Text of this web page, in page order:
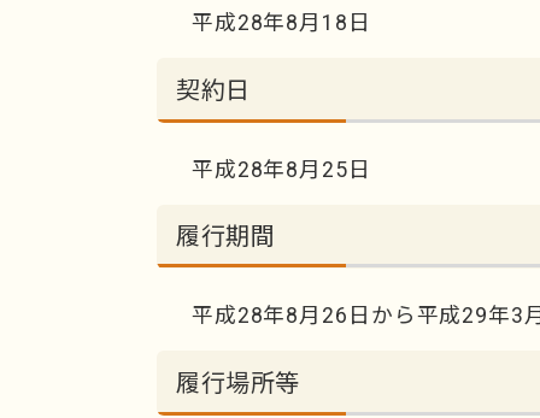
平成28年8月18日
契約日
平成28年8月25日
履行期間
平成28年8月26日から平成29年3
履行場所等